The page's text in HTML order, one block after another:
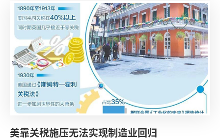
美靠关税施压无法实现制造业回归